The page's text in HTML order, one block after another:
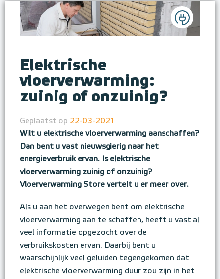
Elektrische
vloerverwarming:
zuinig of onzuinig?
Geplaatst op 22-03-2021
Wilt u elektrische vloerverwarming aanschaffen?
Dan bent u vast nieuwsgierig naar het
energieverbruik ervan. Is elektrische
vloerverwarming zuinig of onzuinig?
Vloerverwarming Store vertelt u er meer over.
Als u aan het overwegen bent om elektrische
vloerverwarming aan te schaffen, heeft u vast al
veel informatie opgezocht over de
verbruikskosten ervan. Daarbij bent u
waarschijnlijk veel geluiden tegengekomen dat
elektrische vloerverwarming duur zou zijn in het